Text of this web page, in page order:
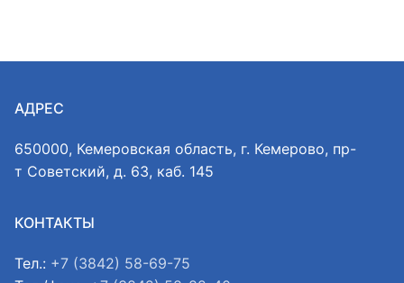
АДРЕС
650000, Кемеровская область, г. Кемерово, пр-
т Советский, д. 63, каб. 145
КОНТАКТЫ
Тел.: +7 (3842) 58-69-75